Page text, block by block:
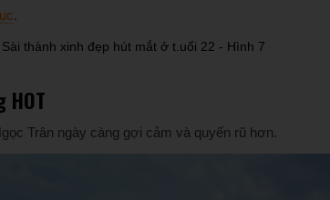
.
HOT
Trân ngày càng gợi cảm và quyến rũ hơn.